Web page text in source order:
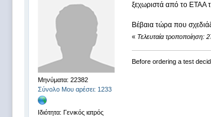
Μηνύματα: 22382
Σύνολο Μου αρέσει: 1233
Ιδιότητα: Γενικός ιατρός
ξεχωριστά από το ΕΤΑΑ
Βέβαια τώρα που
« Τελευταία
Before ordering a test